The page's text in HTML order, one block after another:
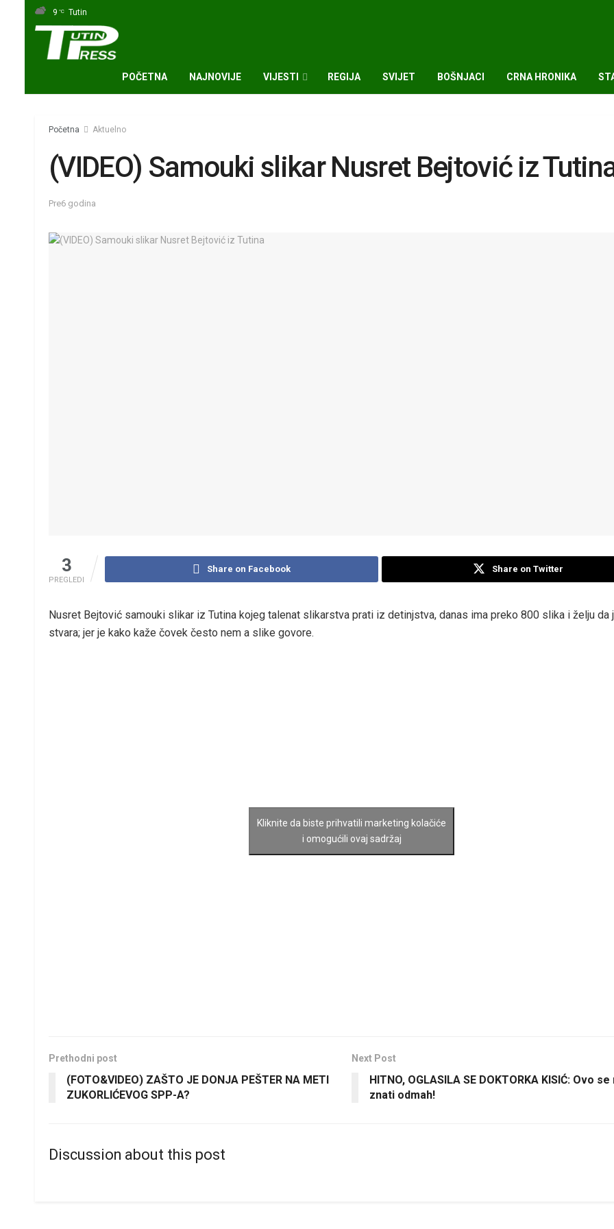
9 °C Tutin
POČETNA NAJNOVIJE VIJESTI REGIJA SVIJET BOŠNJACI CRNA HRONIKA
Početna Aktuelno
(VIDEO) Samouki slikar Nusret Bejtović iz
Pre6 godina
3
PREGLEDI
Share on Facebook Share on Twitter
Nusret Bejtović samouki slikar iz Tutina kojeg talenat slikarstva prati iz detinjstva, danas ima preko 800 slika i želju da
stvara; jer je kako kaže čovek često nem a slike govore.
Kliknite da biste prihvatili marketing kolačiće
i omogućili ovaj sadržaj
Prethodni post
(FOTO&VIDEO) ZAŠTO JE DONJA PEŠTER NA METI
ZUKORLIĆEVOG SPP-A?
Next Post
HITNO, OGLASILA SE DOKTORKA KISIĆ: Ovo
znati odmah!
Discussion about this post